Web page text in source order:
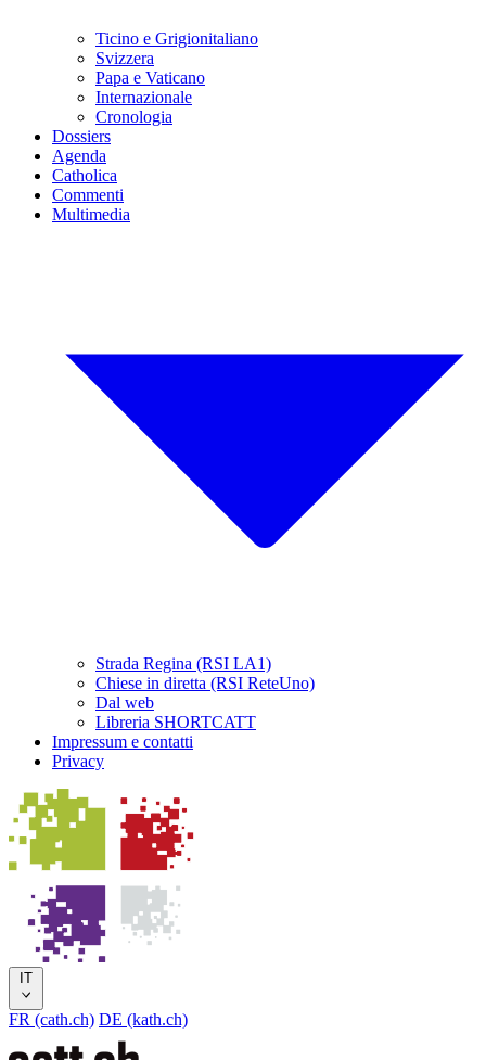
Ticino e Grigionitaliano
Svizzera
Papa e Vaticano
Internazionale
Cronologia
Dossiers
Agenda
Catholica
Commenti
Multimedia
Strada Regina (RSI LA1)
Chiese in diretta (RSI ReteUno)
Dal web
Libreria SHORTCATT
Impressum e contatti
Privacy
IT
FR (cath.ch) DE (kath.ch)